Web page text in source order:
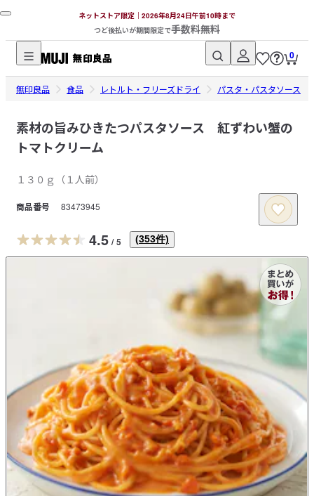
ネットストア限定｜2026年8月24日午前10時まで
つど後払いが期間限定で手数料無料
無
印
品
ネ
ト
ト
ア
0
無印良品 食品 レトルト・フリーズドライ パスタ・パスタソース
素材の旨みひきたつパスタソース 紅ずわい蟹の
トマトクリーム
１３０ｇ（１人前）
商品番号 83473945
4.5 / 5 (353件)